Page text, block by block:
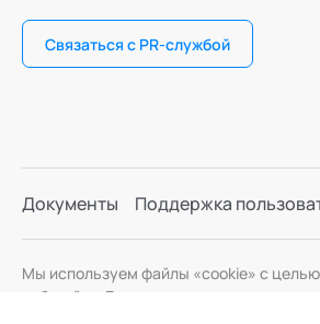
Связаться с PR-службой
Документы Поддержка
Мы используем файлы «cookie» с
веб-сайта. Если вы не хотите